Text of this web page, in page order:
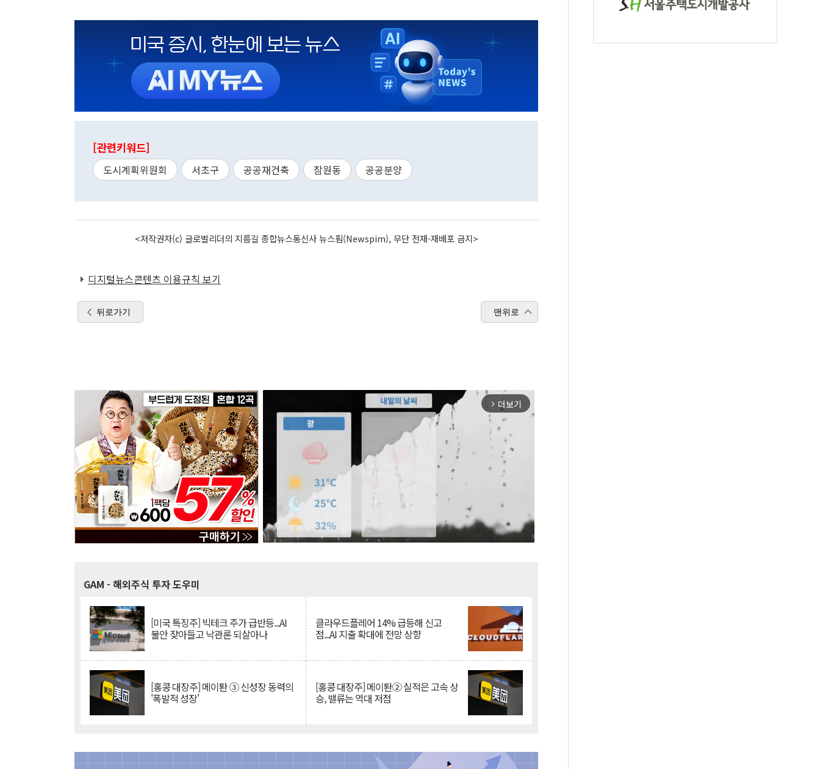
[관련키워드]
도시계획위원회 서초구 공공재건축 잠원동 공공분양
<저작권자(c) 글로벌리더의 지름길 종합뉴스통신사 뉴스핌(Newspim), 무단 전재-재배포 금지>
디지털뉴스콘텐츠 이용규칙 보기
뒤로가기 맨위로
arrow_forward_ios 더보기
GAM - 해외주식 투자 도우미
[미국 특징주] 빅테크 주가 급반등...AI
불안 잦아들고 낙관론 되살아나
클라우드플레어 14% 급등해 신고
점...AI 지출 확대에 전망 상향
[홍콩 대장주] 메이퇀 ③ 신성장 동력의
'폭발적 성장'
[홍콩 대장주] 메이퇀② 실적은 고속 상
승, 밸류는 역대 저점